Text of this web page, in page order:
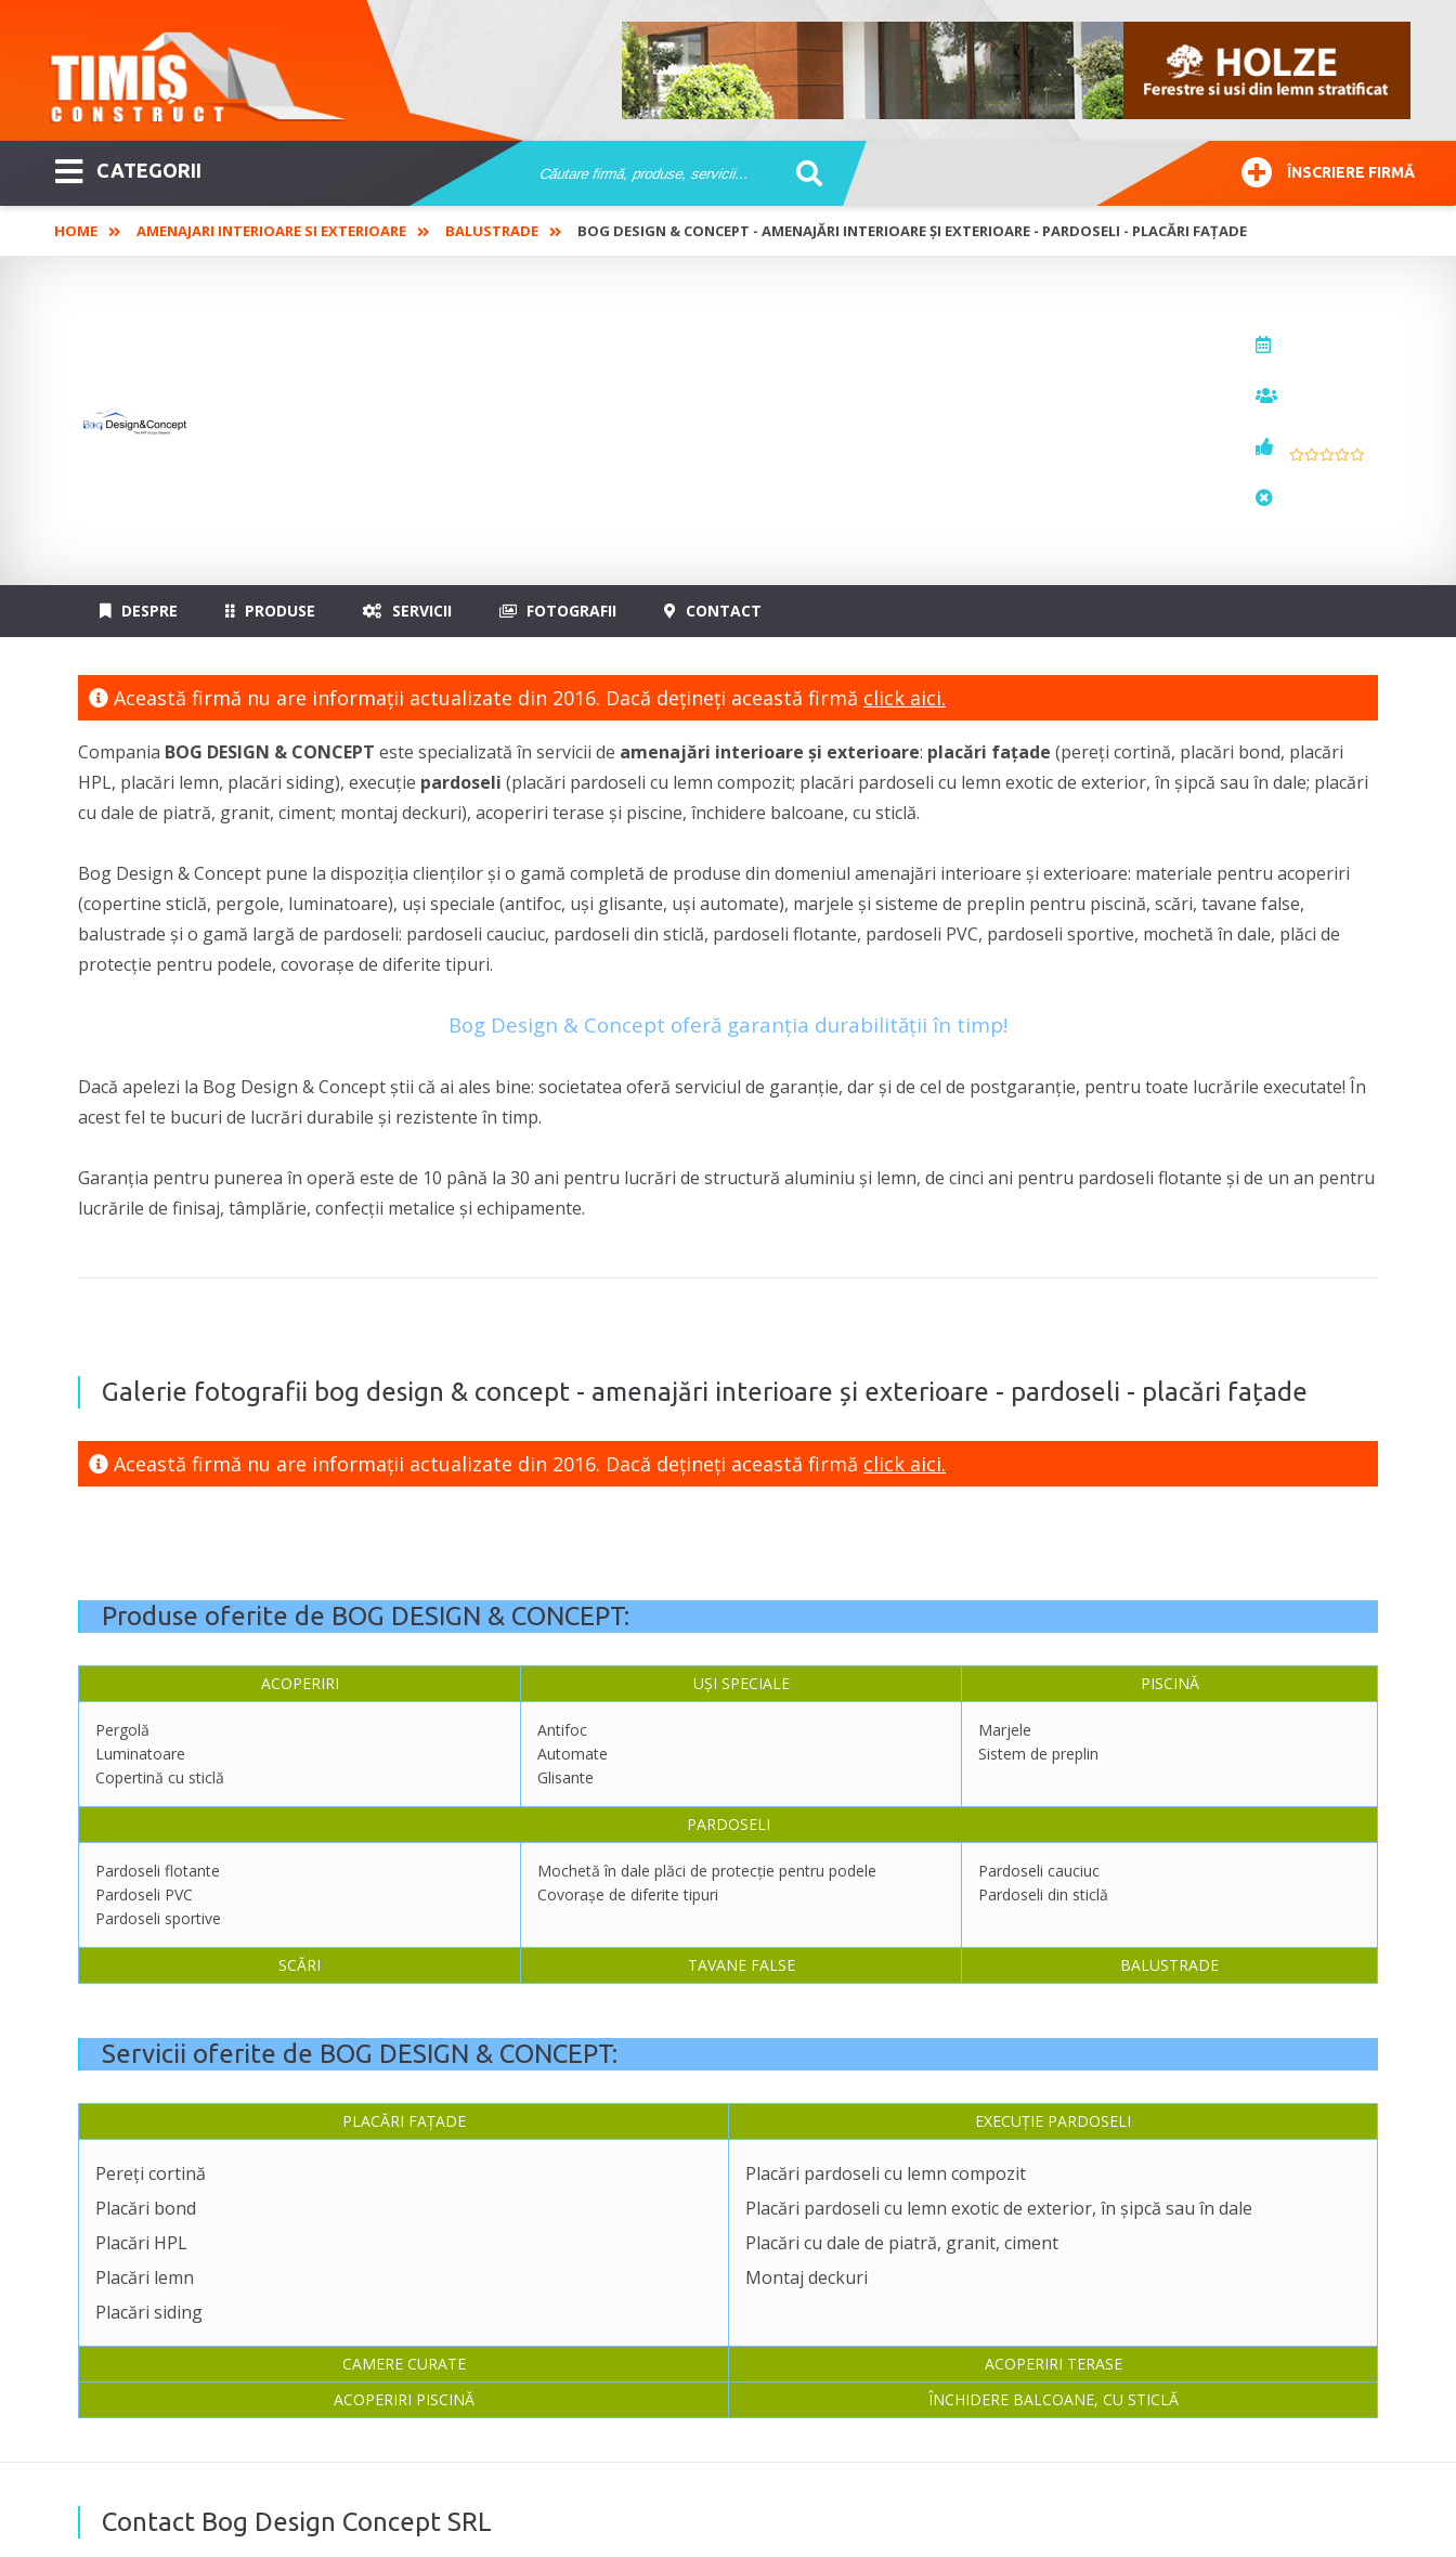
CATEGORII ÎNSCRIERE FIRMĂ
HOME AMENAJARI INTERIOARE SI EXTERIOARE BALUSTRADE BOG DESIGN & CONCEPT - AMENAJĂRI INTERIOARE ȘI EXTERIOARE - PARDOSELI - PLACĂRI FAȚADE
DESPRE PRODUSE SERVICII FOTOGRAFII CONTACT
Această firmă nu are informaţii actualizate din 2016. Dacă dețineți această firmă click aici.
Compania BOG DESIGN & CONCEPT este specializată în servicii de amenajări interioare și exterioare: placări fațade (pereți cortină, placări bond, placări
HPL, placări lemn, placări siding), execuție pardoseli (placări pardoseli cu lemn compozit; placări pardoseli cu lemn exotic de exterior, în șipcă sau în dale; placări
cu dale de piatră, granit, ciment; montaj deckuri), acoperiri terase și piscine, închidere balcoane, cu sticlă.
Bog Design & Concept pune la dispoziția clienților și o gamă completă de produse din domeniul amenajări interioare și exterioare: materiale pentru acoperiri
(copertine sticlă, pergole, luminatoare), uși speciale (antifoc, uși glisante, uși automate), marjele și sisteme de preplin pentru piscină, scări, tavane false,
balustrade și o gamă largă de pardoseli: pardoseli cauciuc, pardoseli din sticlă, pardoseli flotante, pardoseli PVC, pardoseli sportive, mochetă în dale, plăci de
protecție pentru podele, covorașe de diferite tipuri.
Bog Design & Concept oferă garanția durabilității în timp!
Dacă apelezi la Bog Design & Concept știi că ai ales bine: societatea oferă serviciul de garanție, dar și de cel de postgaranție, pentru toate lucrările executate! În
acest fel te bucuri de lucrări durabile și rezistente în timp.
Garanția pentru punerea în operă este de 10 până la 30 ani pentru lucrări de structură aluminiu și lemn, de cinci ani pentru pardoseli flotante și de un an pentru
lucrările de finisaj, tâmplărie, confecții metalice și echipamente.
Galerie fotografii bog design & concept - amenajări interioare și exterioare - pardoseli - placări fațade
Această firmă nu are informaţii actualizate din 2016. Dacă dețineți această firmă click aici.
Produse oferite de BOG DESIGN & CONCEPT:
ACOPERIRI UȘI SPECIALE PISCINĂ
Pergolă
Luminatoare
Copertină cu sticlă
Antifoc
Automate
Glisante
Marjele
Sistem de preplin
PARDOSELI
Pardoseli flotante
Pardoseli PVC
Pardoseli sportive
Mochetă în dale plăci de protecție pentru podele
Covorașe de diferite tipuri
Pardoseli cauciuc
Pardoseli din sticlă
SCĂRI TAVANE FALSE BALUSTRADE
Servicii oferite de BOG DESIGN & CONCEPT:
PLACĂRI FAȚADE EXECUȚIE PARDOSELI
Pereți cortină
Placări bond
Placări HPL
Placări lemn
Placări siding
Placări pardoseli cu lemn compozit
Placări pardoseli cu lemn exotic de exterior, în șipcă sau în dale
Placări cu dale de piatră, granit, ciment
Montaj deckuri
CAMERE CURATE
ACOPERIRI TERASE
ACOPERIRI PISCINĂ
ÎNCHIDERE BALCOANE, CU STICLĂ
Contact Bog Design Concept SRL